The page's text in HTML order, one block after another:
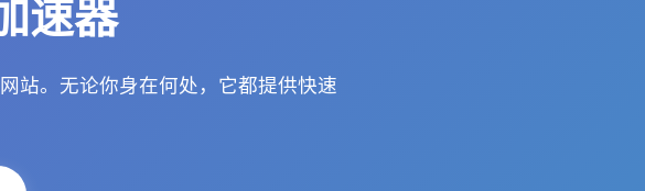
速器
站。无论你身在何处，它都提供快速